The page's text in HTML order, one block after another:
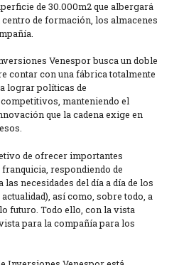
de 30.000m2 que albergará
de formación, los almacenes
Venespor busca un doble
contar con una fábrica totalmente
lograr políticas de
manteniendo el
que la cadena exige en
de ofrecer importantes
respondiendo de
necesidades del día a día de los
así como, sobre todo, a
futuro. Todo ello, con la vista
para la compañía para los